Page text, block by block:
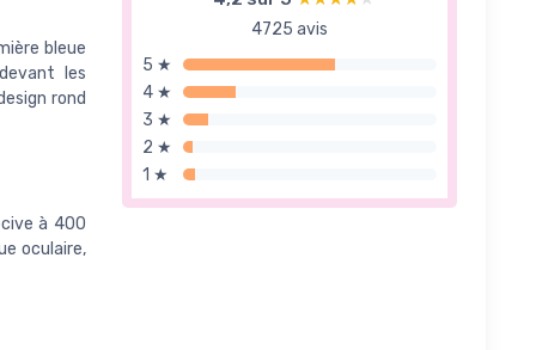
4725 avis
5 ★
4 ★
3 ★
2 ★
1 ★
bleue
les
rond
à 400
oculaire,